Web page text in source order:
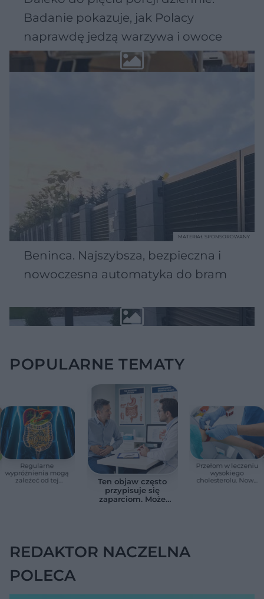
Badanie pokazuje, jak Polacy
naprawdę jedzą warzywa i owoce
Beninca. Najszybsza, bezpieczna i
nowoczesna automatyka do bram
MATERIAŁ SPONSOROWANY
POPULARNE TEMATY
Regularne
wypróżnienia mogą
zależeć od tej
Ten objaw często
przypisuje się
zaparciom. Może
Przełom w leczeniu
wysokiego
cholesterolu. Nowa
REDAKTOR NACZELNA
POLECA